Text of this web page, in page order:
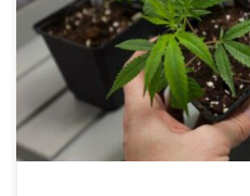
marihuany jest wrażliwym
wystarczająco dużo miejsca, aby
korzeniowy w celu osiągnięcia
małą ilością miejsca na korzenie